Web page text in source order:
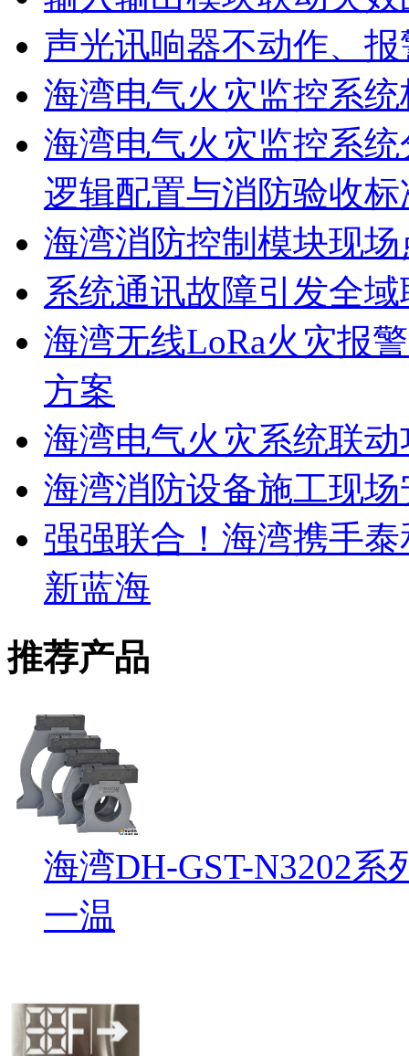
声光讯响器不动作、
海湾电气火灾监控系
海湾电气火灾监控系
逻辑配置与消防验收标
海湾消防控制模块现
系统通讯故障引发全
海湾无线LoRa火灾报
方案
海湾电气火灾系统联
海湾消防设备施工现
强强联合！海湾携手
新蓝海
推荐产品
海湾DH-GST-N3202
一温